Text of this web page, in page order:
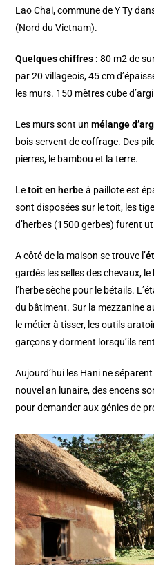
Lao Chai, commune de Y Ty
(Nord du Vietnam).
Quelques chiffres : 80 m2 de
par 20 villageois, 45 cm
les murs. 150 mètres cube
Les murs sont unmélange
bois servent de coffrage. Des
pierres, le bambou et la terre.
Letoit en herbeà paillote est
sont disposées sur le toit, les
d’herbes (1500 gerbes) furent
A côté de la maison se trouve l’
gardés les selles des chevaux,
l’herbe sèche pour le bétails.
du bâtiment. Sur la mezzanine
le métier à tisser, les outils
garçons y dorment lorsqu’ils
Aujourd’hui les Hani ne
nouvel an lunaire, des encens
pour demander aux génies de